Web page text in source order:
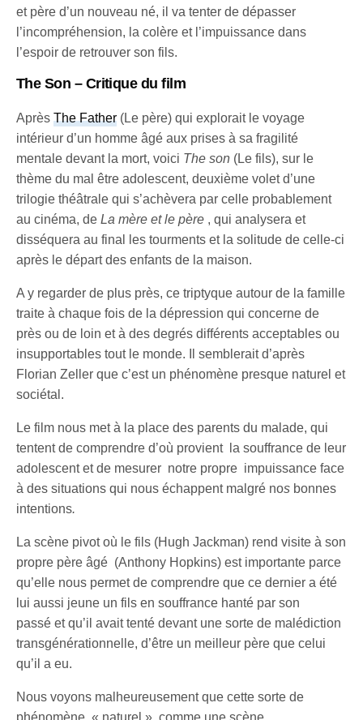
et père d’un nouveau né, il va tenter de dépasser
l’incompréhension, la colère et l’impuissance dans
l’espoir de retrouver son fils.
The Son – Critique du film
AprèsThe Father (Le père) qui explorait le voyage
intérieur d’un homme âgé aux prises à sa fragilité
mentale devant la mort, voici The son (Le fils), sur le
thème du mal être adolescent, deuxième volet d’une
trilogie théâtrale qui s’achèvera par celle probablement
au cinéma, deLa mère et le père , qui analysera et
disséquera au final les tourments et la solitude de celle-ci
après le départ des enfants de la maison.
A y regarder de plus près, ce triptyque autour de la famille
traite à chaque fois de la dépression qui concerne de
près ou de loin et à des degrés différents acceptables ou
insupportables tout le monde. Il semblerait d’après
Florian Zeller que c’est un phénomène presque naturel et
sociétal.
Le film nous met à la place des parents du malade, qui
tentent de comprendre d’où provient la souffrance de leur
adolescent et de mesurer notre propre impuissance face
à des situations qui nous échappent malgré nos bonnes
intentions.
La scène pivot où le fils (Hugh Jackman) rend visite à son
propre père âgé (Anthony Hopkins) est importante parce
qu’elle nous permet de comprendre que ce dernier a été
lui aussi jeune un fils en souffrance hanté par son
passé et qu’il avait tenté devant une sorte de malédiction
transgénérationnelle, d’être un meilleur père que celui
qu’il a eu.
Nous voyons malheureusement que cette sorte de